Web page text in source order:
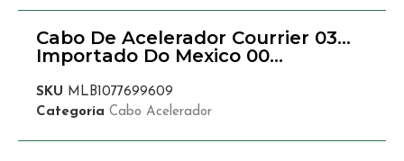
Cabo De Acelerador Courrier 03…
Importado Do Mexico 00…
SKU MLB1077699609
Categoria Cabo Acelerador